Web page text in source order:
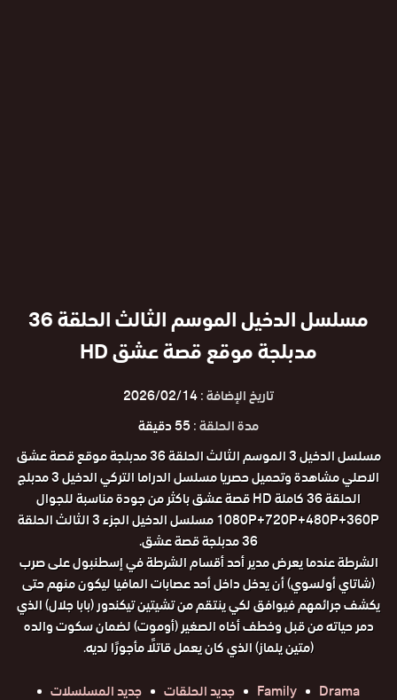
مسلسل الدخيل الموسم الثالث الحلقة 36
مدبلجة موقع قصة عشق HD
تاريخ الإضافة :2026/02/14
مدة الحلقة :55 دقيقة
مسلسل الدخيل 3 الموسم الثالث الحلقة 36 مدبلجة موقع قصة عشق
الاصلي مشاهدة وتحميل حصريا مسلسل الدراما التركي الدخيل 3 مدبلج
الحلقة 36 كاملة HD قصة عشق باكثر من جودة مناسبة للجوال
1080P+720P+480P+360P مسلسل الدخيل الجزء 3 الثالث الحلقة
36 مدبلجة قصة عشق.
الشرطة عندما يعرض مدير أحد أقسام الشرطة في إسطنبول على صرب
(شاتاي أولسوي) أن يدخل داخل أحد عصابات المافيا ليكون منهم حتى
يكشف جرائمهم فيوافق لكي ينتقم من تشيتين تيكندور (بابا جلال) الذي
دمر حياته من قبل وخطف أخاه الصغير (أوموت) لضمان سكوت والده
(متين يلماز) الذي كان يعمل قاتلًا مأجورًا لديه.
Drama
Family جديد الحلقات جديد المسلسلات